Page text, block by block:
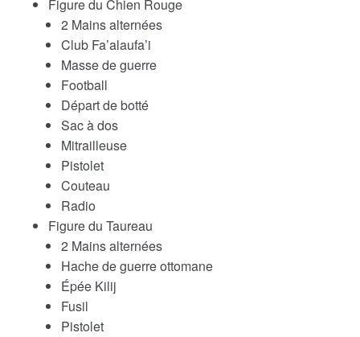
Figure du Chien Rouge
2 Mains alternées
Club Fa’alaufa’i
Masse de guerre
Football
Départ de botté
Sac à dos
Mitrailleuse
Pistolet
Couteau
Radio
Figure du Taureau
2 Mains alternées
Hache de guerre ottomane
Épée Kilij
Fusil
Pistolet